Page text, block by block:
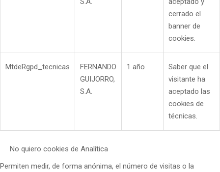
cerrado el
banner de
cookies.
MtdeRgpd_tecnicas
FERNANDO
GUIJORRO,
S.A.
1 año
Saber que el
visitante ha
aceptado las
cookies de
técnicas.
No quiero cookies de Analítica
Permiten medir, de forma anónima, el número de visitas o la